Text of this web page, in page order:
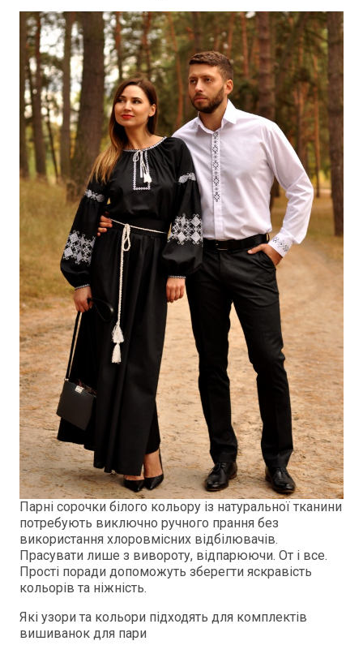
Парні сорочки білого кольору із натуральної тканини
потребують виключно ручного прання без
використання хлоровмісних відбілювачів.
Прасувати лише з вивороту, відпарюючи. От і все.
Прості поради допоможуть зберегти яскравість
кольорів та ніжність.
Які узори та кольори підходять для комплектів
вишиванок для пари